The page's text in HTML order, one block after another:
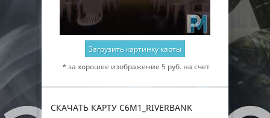
Загрузить картинку карты
* за хорошее изображение 5 руб. на счет
СКАЧАТЬ КАРТУ C6M1_RIVERBANK